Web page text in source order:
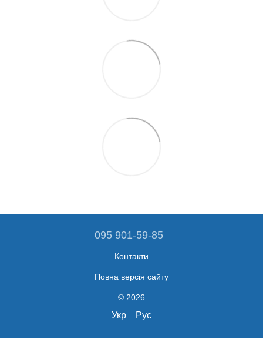
095 901-59-85
Контакти
Повна версія сайту
© 2026
Укр Рус